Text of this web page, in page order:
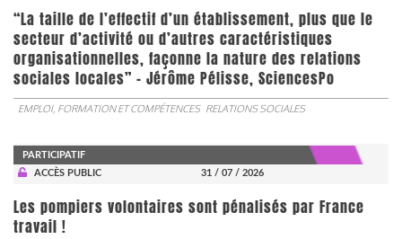
“La taille de l’effectif d’un établissement, plus que le
secteur d’activité ou d’autres caractéristiques
organisationnelles, façonne la nature des relations
sociales locales” - Jérôme Pélisse, SciencesPo
EMPLOI, FORMATION ET COMPÉTENCES RELATIONS SOCIALES
PARTICIPATIF
ACCÈS PUBLIC
31 / 07 / 2026
Les pompiers volontaires sont pénalisés par France
travail !